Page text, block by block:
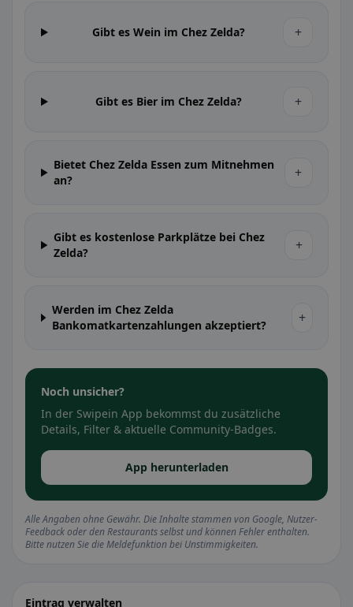
Gibt es Wein im Chez Zelda? +
Gibt es Bier im Chez Zelda? +
Bietet Chez Zelda Essen zum Mitnehmen
an?
+
Gibt es kostenlose Parkplätze bei Chez
Zelda?
+
Werden im Chez Zelda
Bankomatkartenzahlungen akzeptiert?
+
Noch unsicher?
In der Swipein App bekommst du zusätzliche
Details, Filter & aktuelle Community-Badges.
App herunterladen
Alle Angaben ohne Gewähr. Die Inhalte stammen von Google, Nutzer-
Feedback oder den Restaurants selbst und können Fehler enthalten.
Bitte nutzen Sie die Meldefunktion bei Unstimmigkeiten.
Eintrag verwalten